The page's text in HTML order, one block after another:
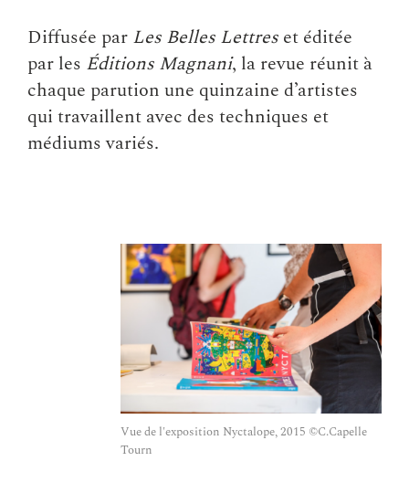
Diffusée par Les Belles Lettres et éditée
par les Éditions Magnani, la revue réunit à
chaque parution une quinzaine d’artistes
qui travaillent avec des techniques et
médiums variés.
Vue de l'exposition Nyctalope, 2015 ©C.Capelle
Tourn